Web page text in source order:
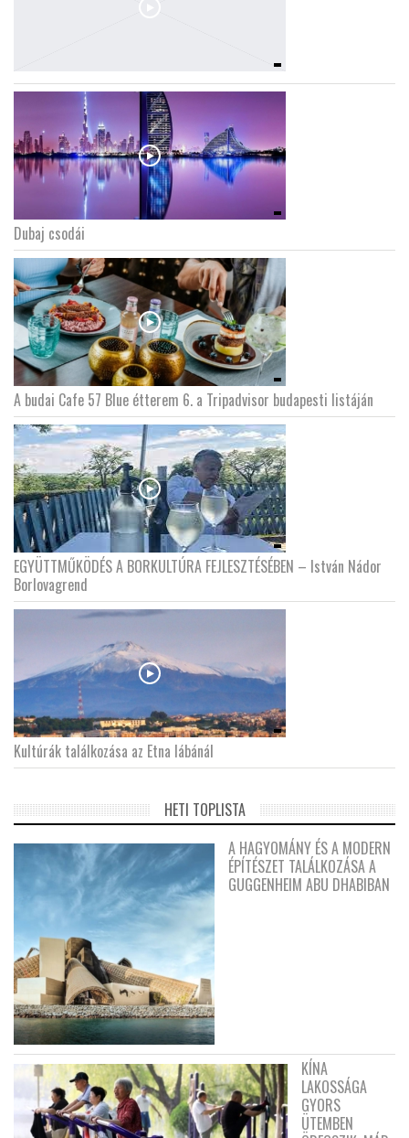
Dubaj csodái
A budai Cafe 57 Blue étterem 6. a Tripadvisor budapesti listáján
EGYÜTTMŰKÖDÉS A BORKULTÚRA FEJLESZTÉSÉBEN – István Nádor
Borlovagrend
Kultúrák találkozása az Etna lábánál
HETI TOPLISTA
A HAGYOMÁNY ÉS A MODERN
ÉPÍTÉSZET TALÁLKOZÁSA A
GUGGENHEIM ABU DHABIBAN
KÍNA
LAKOSSÁGA
GYORS
ÜTEMBEN